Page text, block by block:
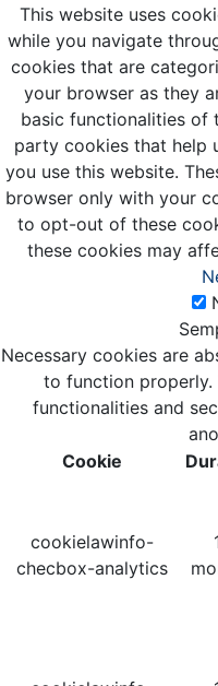
This website uses
while you navigate
cookies that are
your browser as they
basic functionalities of
party cookies that help
you use this website.
browser only with your
to opt-out of these
these cookies may
Necessary cookies are
to function properly.
functionalities and
Cookie
cookielawinfo-
checbox-analytics